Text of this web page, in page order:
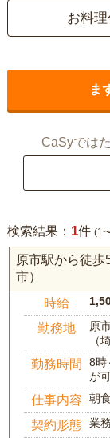
お料
ま
CaSyでは
検索結果： 1件 (1
原市駅から徒
市）
時給
勤務地
原
（
勤務時間
8時
が
仕事内容 朝
契約形態 業